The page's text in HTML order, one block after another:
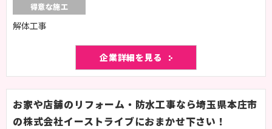
得意な施工
解体工事
企業詳細を見る
お家や店舗のリフォーム・防水工事なら埼玉県本庄市
の株式会社イーストライブにおまかせ下さい！